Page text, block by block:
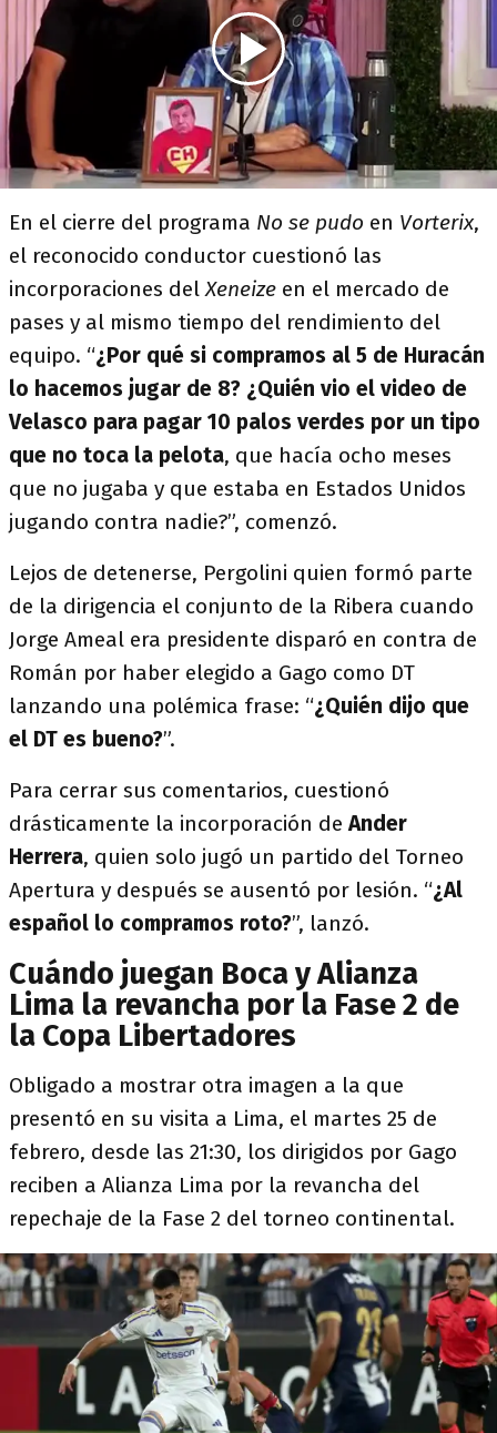
En el cierre del programa No se pudo en Vorterix,
el reconocido conductor cuestionó las
incorporaciones delXeneize en el mercado de
pases y al mismo tiempo del rendimiento del
equipo. “¿Por qué si compramos al 5 de Huracán
lo hacemos jugar de 8? ¿Quién vio el video de
Velasco para pagar 10 palos verdes por un tipo
que no toca la pelota, que hacía ocho meses
que no jugaba y que estaba en Estados Unidos
jugando contra nadie?”, comenzó.
Lejos de detenerse, Pergolini quien formó parte
de la dirigencia el conjunto de la Ribera cuando
Jorge Ameal era presidente disparó en contra de
Román por haber elegido a Gago como DT
lanzando una polémica frase: “¿Quién dijo que
el DT es bueno?”.
Para cerrar sus comentarios, cuestionó
drásticamente la incorporación deAnder
Herrera, quien solo jugó un partido del Torneo
Apertura y después se ausentó por lesión. “¿Al
español lo compramos roto?”, lanzó.
Cuándo juegan Boca y Alianza
Lima la revancha por la Fase 2 de
la Copa Libertadores
Obligado a mostrar otra imagen a la que
presentó en su visita a Lima, el martes 25 de
febrero, desde las 21:30, los dirigidos por Gago
reciben a Alianza Lima por la revancha del
repechaje de la Fase 2 del torneo continental.